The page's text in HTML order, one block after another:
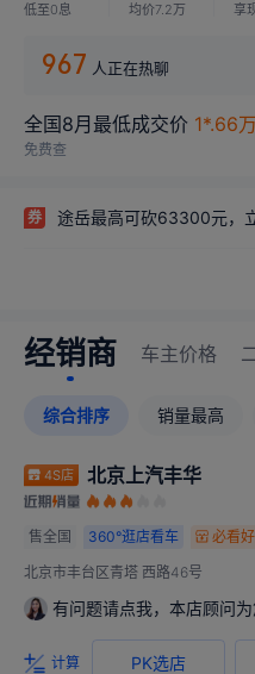
低至0息 均价7.2万 享
967 人正在热聊
全国8月最低成交价 1*.66万
免费查
券 途岳最高可砍63300元，
经销商 车主价格
综合排序 销量最高
4S店 北京上汽丰华
售全国 360°逛店看车
必看
北京市丰台区青塔 西路46号
有问题请点我，本店顾问
计算 PK选店